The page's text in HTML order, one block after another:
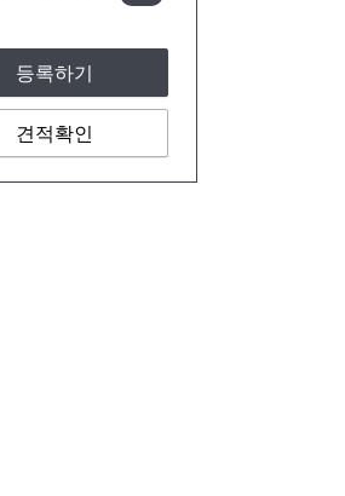
등록하기
견적확인